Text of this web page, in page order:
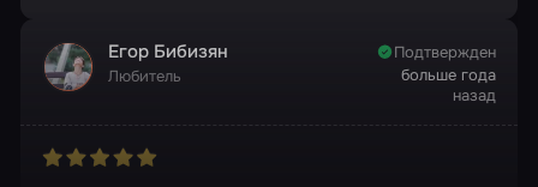
Егор Бибизян
Любитель
Подтвержден
больше года
назад